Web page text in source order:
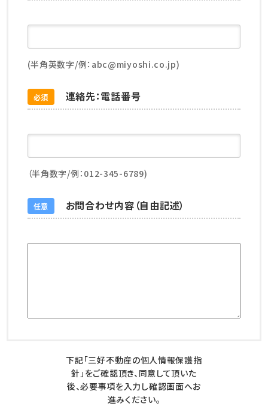
(半角英数字/例：abc@miyoshi.co.jp)
連絡先：電話番号
必須
（半角数字/例：012-345-6789)
お問合わせ内容（自由記述）
任意
下記「三好不動産の個人情報保護指
針」をご確認頂き、同意して頂いた
後、必要事項を入力し確認画面へお
進みください。